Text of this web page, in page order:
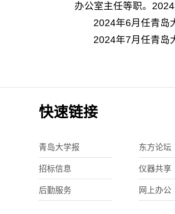
办公室主任等职。
2024年6月任青岛
2024年7月任青岛
快速链接
青岛大学报 东方论坛
招标信息 仪器共享
后勤服务 网上办公